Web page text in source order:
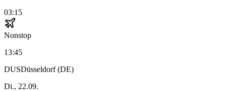
03:15
Nonstop
13:45
DUSDüsseldorf (DE)
Di., 22.09.